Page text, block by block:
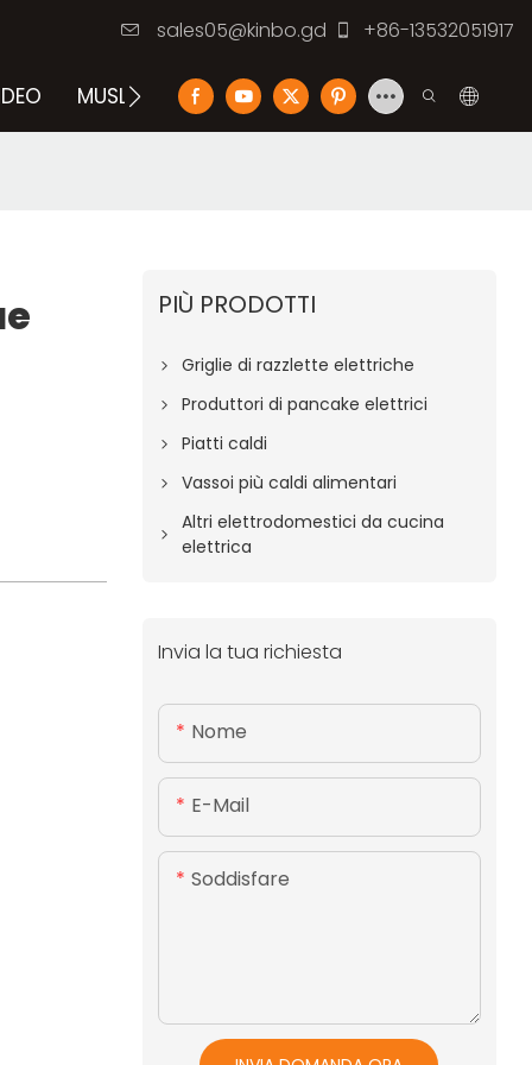
sales05@kinbo.gd +86-13532051917
MUSLIMLOG CONTATTACI
PIÙ PRODOTTI
Griglie di razzlette elettriche
Produttori di pancake elettrici
Piatti caldi
Vassoi più caldi alimentari
Altri elettrodomestici da cucina
elettrica
Invia la tua richiesta
Nome
E-Mail
Soddisfare